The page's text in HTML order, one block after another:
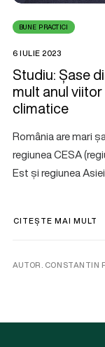
BUNE PRACTICI
6 IULIE 2023
Studiu: Șase
mult anul
climatice
România are mari
regiunea CESA
Est și regiunea
CITEȘTE MAI MULT
AUTOR. CONSTANTIN